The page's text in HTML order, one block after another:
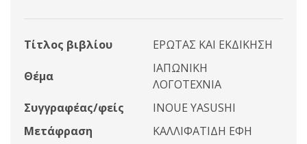
Τίτλος βιβλίου ΕΡΩΤΑΣ ΚΑΙ ΕΚΔΙΚΗΣΗ
Θέμα
ΙΑΠΩΝΙΚΗ
ΛΟΓΟΤΕΧΝΙΑ
Συγγραφέας/φείς
INOUE YASUSHI
Μετάφραση
ΚΑΛΛΙΦΑΤΙΔΗ ΕΦΗ